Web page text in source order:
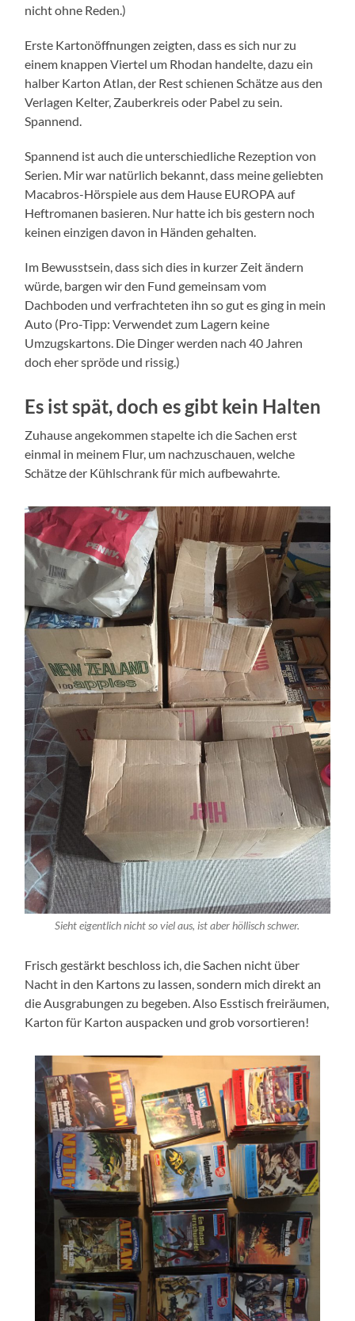
nicht ohne Reden.)
Erste Kartonöffnungen zeigten, dass es sich nur zu
einem knappen Viertel um Rhodan handelte, dazu ein
halber Karton Atlan, der Rest schienen Schätze aus den
Verlagen Kelter, Zauberkreis oder Pabel zu sein.
Spannend.
Spannend ist auch die unterschiedliche Rezeption von
Serien. Mir war natürlich bekannt, dass meine geliebten
Macabros-Hörspiele aus dem Hause EUROPA auf
Heftromanen basieren. Nur hatte ich bis gestern noch
keinen einzigen davon in Händen gehalten.
Im Bewusstsein, dass sich dies in kurzer Zeit ändern
würde, bargen wir den Fund gemeinsam vom
Dachboden und verfrachteten ihn so gut es ging in mein
Auto (Pro-Tipp: Verwendet zum Lagern keine
Umzugskartons. Die Dinger werden nach 40 Jahren
doch eher spröde und rissig.)
Es ist spät, doch es gibt kein Halten
Zuhause angekommen stapelte ich die Sachen erst
einmal in meinem Flur, um nachzuschauen, welche
Schätze der Kühlschrank für mich aufbewahrte.
Sieht eigentlich nicht so viel aus, ist aber höllisch schwer.
Frisch gestärkt beschloss ich, die Sachen nicht über
Nacht in den Kartons zu lassen, sondern mich direkt an
die Ausgrabungen zu begeben. Also Esstisch freiräumen,
Karton für Karton auspacken und grob vorsortieren!